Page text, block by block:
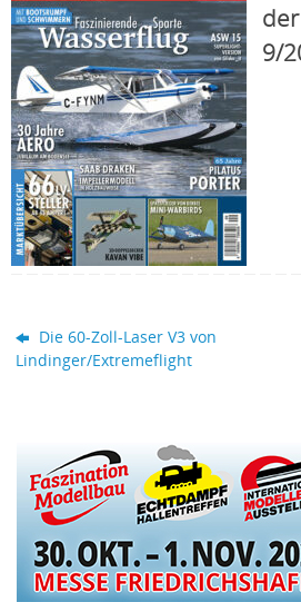
9/
Die 60-Zoll-Laser V3 von
Lindinger/Extremeflight